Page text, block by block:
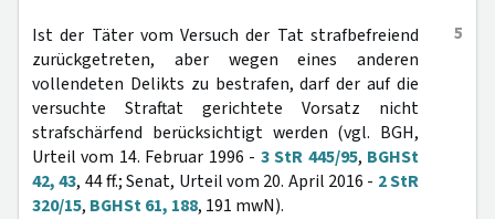
5
Ist der Täter vom Versuch der Tat strafbefreiend
zurückgetreten, aber wegen eines anderen
vollendeten Delikts zu bestrafen, darf der auf die
versuchte Straftat gerichtete Vorsatz nicht
strafschärfend berücksichtigt werden (vgl. BGH,
Urteil vom 14. Februar 1996 - 3 StR 445/95, BGHSt
42, 43, 44 ff.; Senat, Urteil vom 20. April 2016 - 2 StR
320/15, BGHSt 61, 188, 191 mwN).